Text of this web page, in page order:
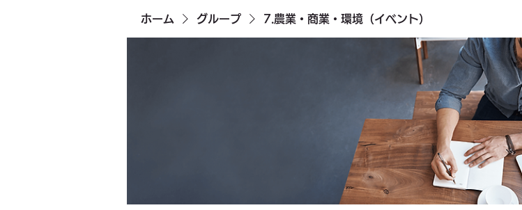
ホーム グループ 7.農業・商業・環境（イベント）